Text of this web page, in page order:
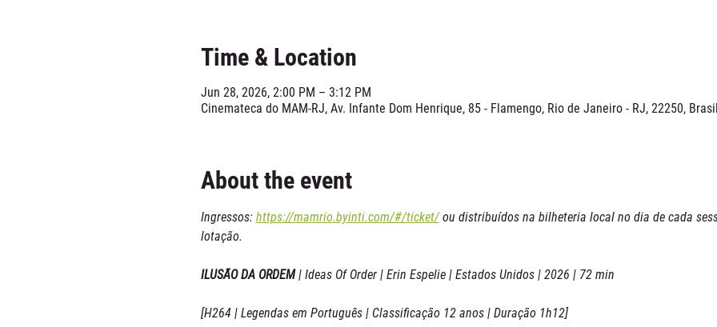
Time & Location
Jun 28, 2026, 2:00 PM – 3:12 PM
Cinemateca do MAM-RJ, Av. Infante Dom Henrique, 85 - Flamengo, Rio de Janeiro - RJ, 22250,
About the event
Ingressos: https://mamrio.byinti.com/#/ticket/ ou distribuídos na bilheteria local no dia de cada
lotação.
ILUSÃO DA ORDEM | Ideas Of Order | Erin Espelie | Estados Unidos | 2026 | 72 min
[H264 | Legendas em Português | Classificação 12 anos | Duração 1h12]